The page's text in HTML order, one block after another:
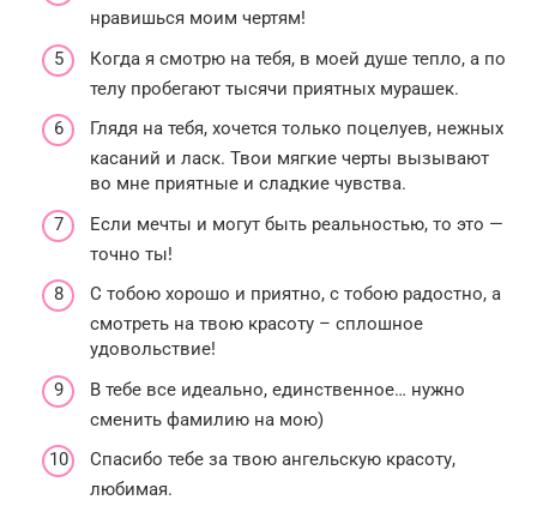
нравишься моим чертям!
Когда я смотрю на тебя, в моей душе тепло, а по
телу пробегают тысячи приятных мурашек.
Глядя на тебя, хочется только поцелуев, нежных
касаний и ласк. Твои мягкие черты вызывают
во мне приятные и сладкие чувства.
Если мечты и могут быть реальностью, то это —
точно ты!
С тобою хорошо и приятно, с тобою радостно, а
смотреть на твою красоту – сплошное
удовольствие!
В тебе все идеально, единственное… нужно
сменить фамилию на мою)
Спасибо тебе за твою ангельскую красоту,
любимая.